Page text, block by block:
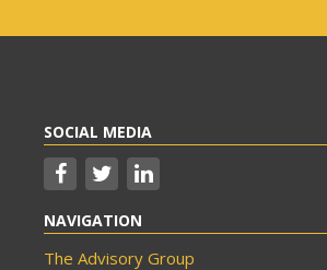
SOCIAL MEDIA
NAVIGATION
The Advisory Group